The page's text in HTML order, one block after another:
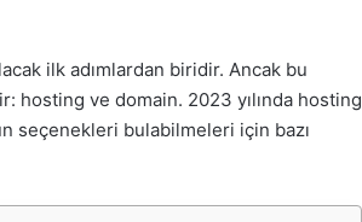
ilk adımlardan biridir. Ancak bu
hosting ve domain. 2023 yılında hosting
seçenekleri bulabilmeleri için bazı